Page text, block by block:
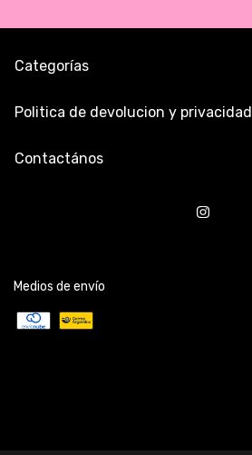
Categorías
Politica de devolucion y privacidad
Contactános
Medios de envío